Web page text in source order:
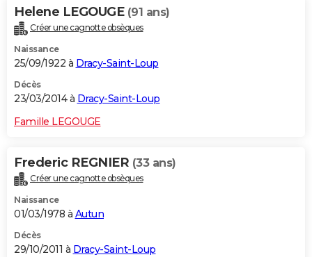
Helene LEGOUGE (91 ans)
Créer une cagnotte obsèques
Naissance
25/09/1922 à Dracy-Saint-Loup
Décès
23/03/2014 à Dracy-Saint-Loup
Famille LEGOUGE
Frederic REGNIER (33 ans)
Créer une cagnotte obsèques
Naissance
01/03/1978 à Autun
Décès
29/10/2011 à Dracy-Saint-Loup